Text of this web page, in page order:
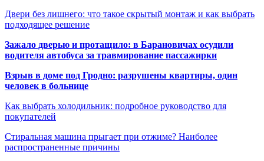
Двери без лишнего: что такое скрытый монтаж и как выбрать
подходящее решение
Зажало дверью и протащило: в Барановичах осудили
водителя автобуса за травмирование пассажирки
Взрыв в доме под Гродно: разрушены квартиры, один
человек в больнице
Как выбрать холодильник: подробное руководство для
покупателей
Стиральная машина прыгает при отжиме? Наиболее
распространенные причины